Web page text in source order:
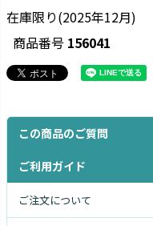
在庫限り(2025年12月)
商品番号 156041
この商品のご質問
ご利用ガイド
ご注文について